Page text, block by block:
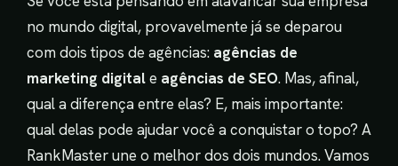
no mundo digital, provavelmente já se deparou
com dois tipos de agências: agências de
marketing digitale agências de SEO. Mas, afinal,
qual a diferença entre elas? E, mais importante:
qual delas pode ajudar você a conquistar o topo? A
RankMaster une o melhor dos dois mundos. Vamos